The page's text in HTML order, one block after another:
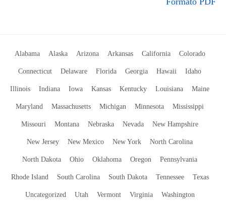
Alabama Alaska Arizona Arkansas California Colorado
Connecticut Delaware Florida Georgia Hawaii Idaho
Illinois Indiana Iowa Kansas Kentucky Louisiana Maine
Maryland Massachusetts Michigan Minnesota Mississippi
Missouri Montana Nebraska Nevada New Hampshire
New Jersey New Mexico New York North Carolina
North Dakota Ohio Oklahoma Oregon Pennsylvania
Rhode Island South Carolina South Dakota Tennessee Texas
Uncategorized Utah Vermont Virginia Washington